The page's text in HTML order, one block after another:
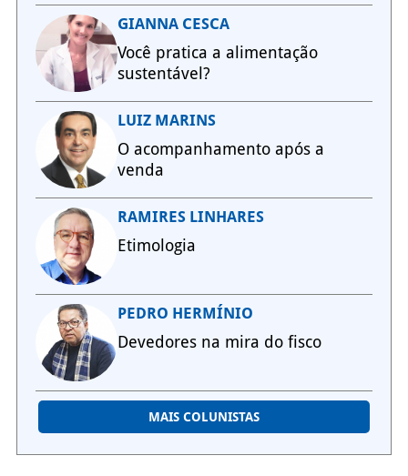
GIANNA CESCA
Você pratica a alimentação
sustentável?
LUIZ MARINS
O acompanhamento após a
venda
RAMIRES LINHARES
Etimologia
PEDRO HERMÍNIO
Devedores na mira do fisco
MAIS COLUNISTAS